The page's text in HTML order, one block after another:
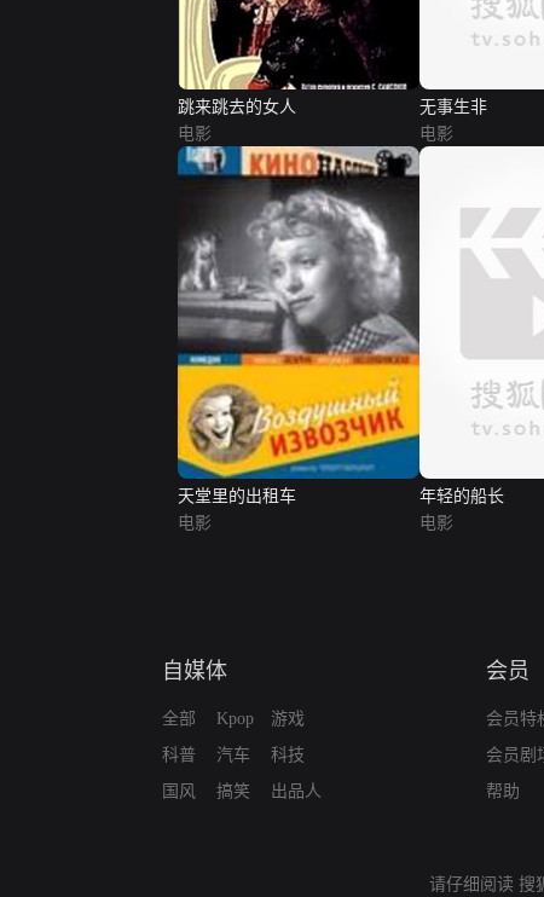
跳来跳去的女人
电影
无事生非
电影
天堂里的出租车
电影
年轻的船长
电影
自媒体
全部
科普
国风
Kpop
汽车
搞笑
游戏
科技
出品人
会员
会员特
会员剧
帮助
请仔细阅读 搜